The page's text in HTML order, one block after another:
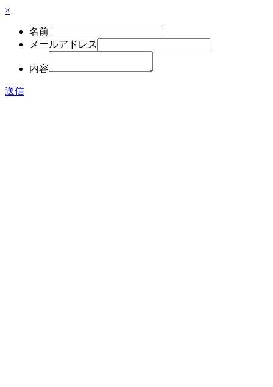
×
名前
メールアドレス
内容
送信